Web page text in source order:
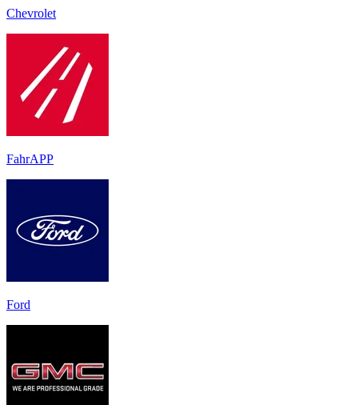
Chevrolet
FahrAPP
Ford